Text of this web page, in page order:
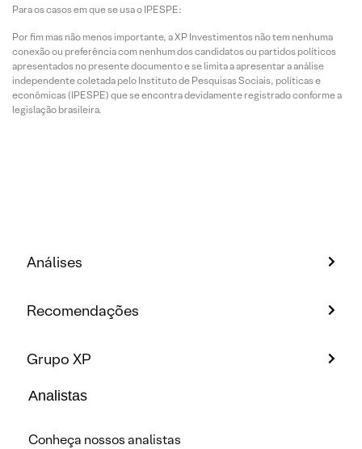
Para os casos em que se usa o IPESPE:
Por fim mas não menos importante, a XP Investimentos não tem nenhuma
conexão ou preferência com nenhum dos candidatos ou partidos políticos
apresentados no presente documento e se limita a apresentar a análise
independente coletada pelo Instituto de Pesquisas Sociais, políticas e
econômicas (IPESPE) que se encontra devidamente registrado conforme a
legislação brasileira.
Análises
Recomendações
Grupo XP
Analistas
Conheça nossos analistas